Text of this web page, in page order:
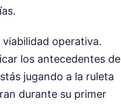
operativa.
los antecedentes de
jugando a la ruleta
durante su primer